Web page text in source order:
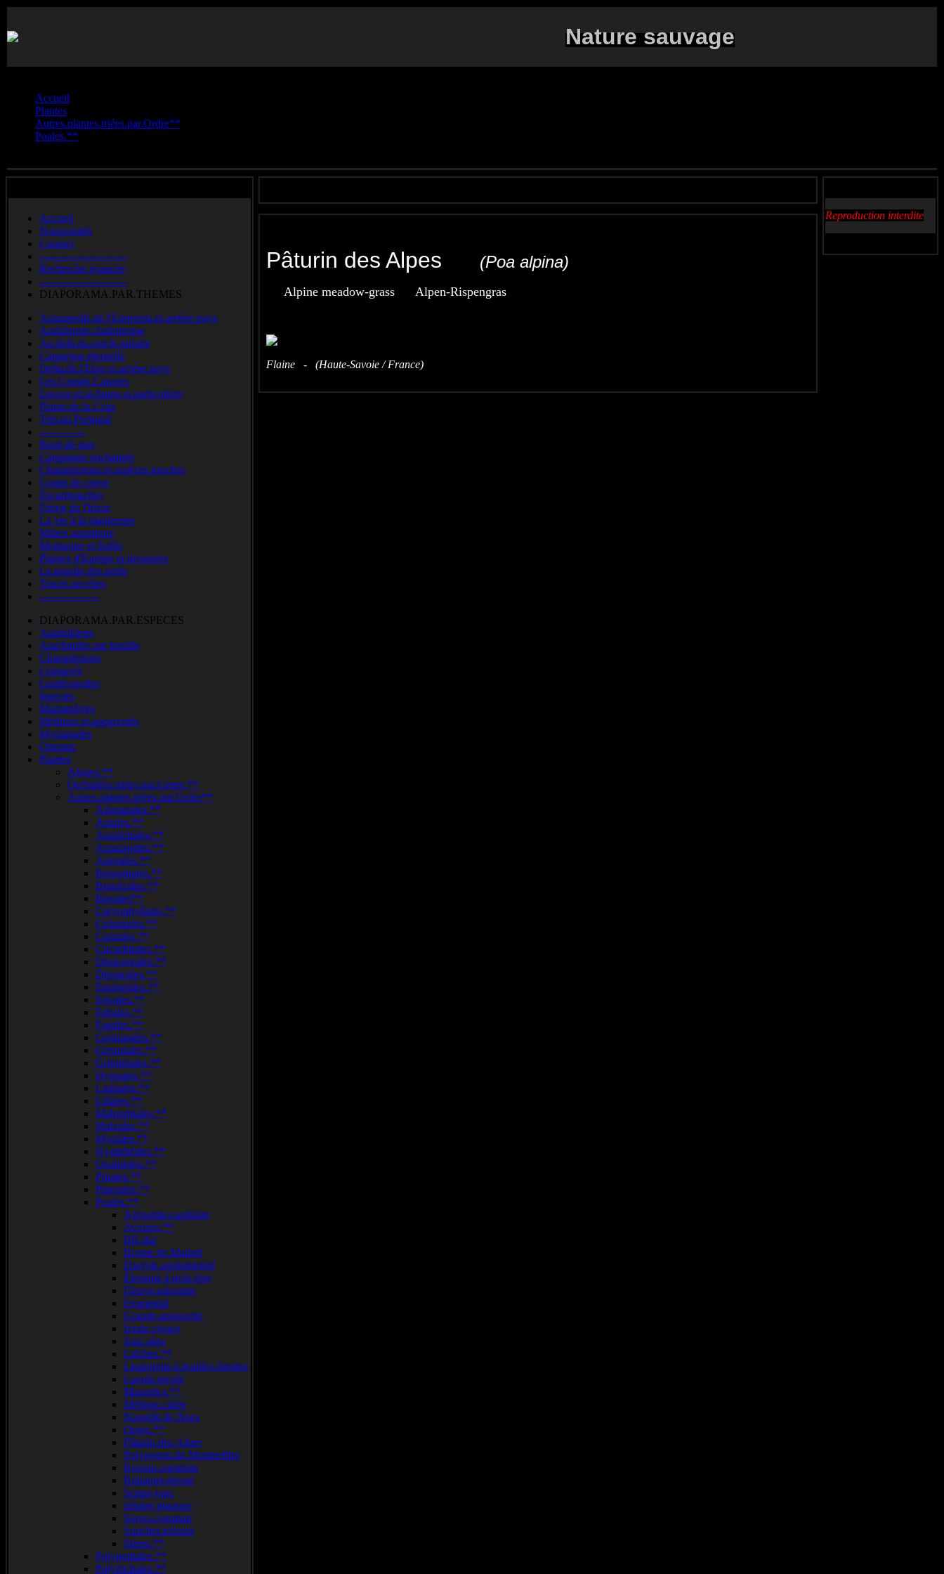
Nature sauvage
Accueil
Plantes
Autres.plantes.triées.par.Ordre**
Poales.**
Accueil
Nouveautés
Contact
-------------------------
Recherche avancée
-------------------------
DIAPORAMA.PAR.THEMES
Aiguamolls.de.l'Emporda.et.arrière.pays
Andalousie.chaleureuse
Au.delà.du.cercle.polaire
Camargue.éternelle
Delta.de.l'Ebre.et.arrière.pays
Les.Grands.Causses
Lesvos.et.sa.faune.si.particulière
Plaine.de.la.Crau
Trip.au.Portugal
-------------
Bord de mer
Campagne enchantée
Champignons.et.espèces.proches
Coups de coeur
Escarmouches
Féerie de l'hiver
La vie à la mangeoire
Milieu aquatique
Montagne et forêts
Plantes d'Europe et invasives
Le.monde.des.petits
Traces.secrètes
-----------------
DIAPORAMA.PAR.ESPECES
Amphibiens
Arachnidés par famille
Champignons
Crustacés
Gastéropodes
Insectes
Mammiferes
Méduses.et.apparentés
Myriapodes
Oiseaux
Plantes
Algues.**
Orchidées.triées.par.Genre.**
Autres.plantes.triées.par.Ordre**
Alismatales.**
Apiales.**
Aquifoliales.**
Asparagales.**
Asterales.**
Boraginales.**
Brassicales.**
Buxales**
Caryophyllales.**
Celastrales.**
Cornales.**
Cucurbitales.**
Dioscoreales.**
Dipsacales.**
Equisetales.**
Ericales.**
Fabales.**
Fagales.**
Gentianales.**
Geraniales.**
Grimmiales.**
Hypnales.**
Lamiales.**
Liliales.**
Malpighiales.**
Malvales.**
Myrtales.**
Nymphéales.**
Oxalidales.**
Pinales.**
Piperales.**
Poales.**
Agrostide.capillaire
Avoines.**
Blé.dur
Brome.de.Madrid
Dactyle.agglomméré
Éleusine.à.trois.épis
Flouve.odorante
Fromental
Grande.amourette
Ivraie.vivace
Jonc.aigu
Laîches.**
Linaigrette.à.feuilles.étroites
Luzule.nivale
Massettes.**
Mélique.ciliée
Nasselle.de.Nees
Orges.**
Pâturin.des.Alpes
Polypogon.de.Montpellier
Roseau.commun
Rubanier.dressé
Scirpe-jonc
Sétaire.glauque
Sorgo.commun
Souchet.robuste
Stipes.**
Polypodiales.**
Polytrichales.**
Pâturin des Alpes (Poa alpina)
Alpine meadow-grass Alpen-Rispengras
Flaine - (Haute-Savoie / France)
Reproduction interdite